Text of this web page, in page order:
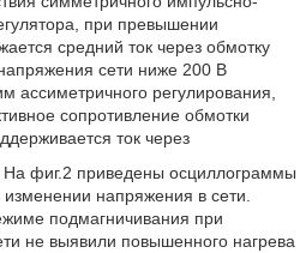
при превышении
средний ток через обмотку
сети ниже 200 В
ассиметричного регулирования,
сопротивление обмотки
ток через
фиг.2 приведены осциллограммы
напряжения в сети.
подмагничивания при
не выявили повышенного нагрева